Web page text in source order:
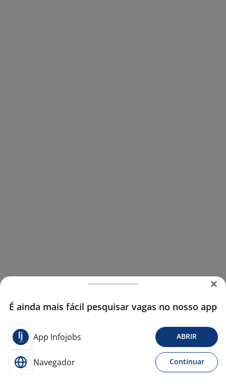
É ainda mais fácil pesquisar vagas no nosso app
App Infojobs ABRIR
Navegador Continuar